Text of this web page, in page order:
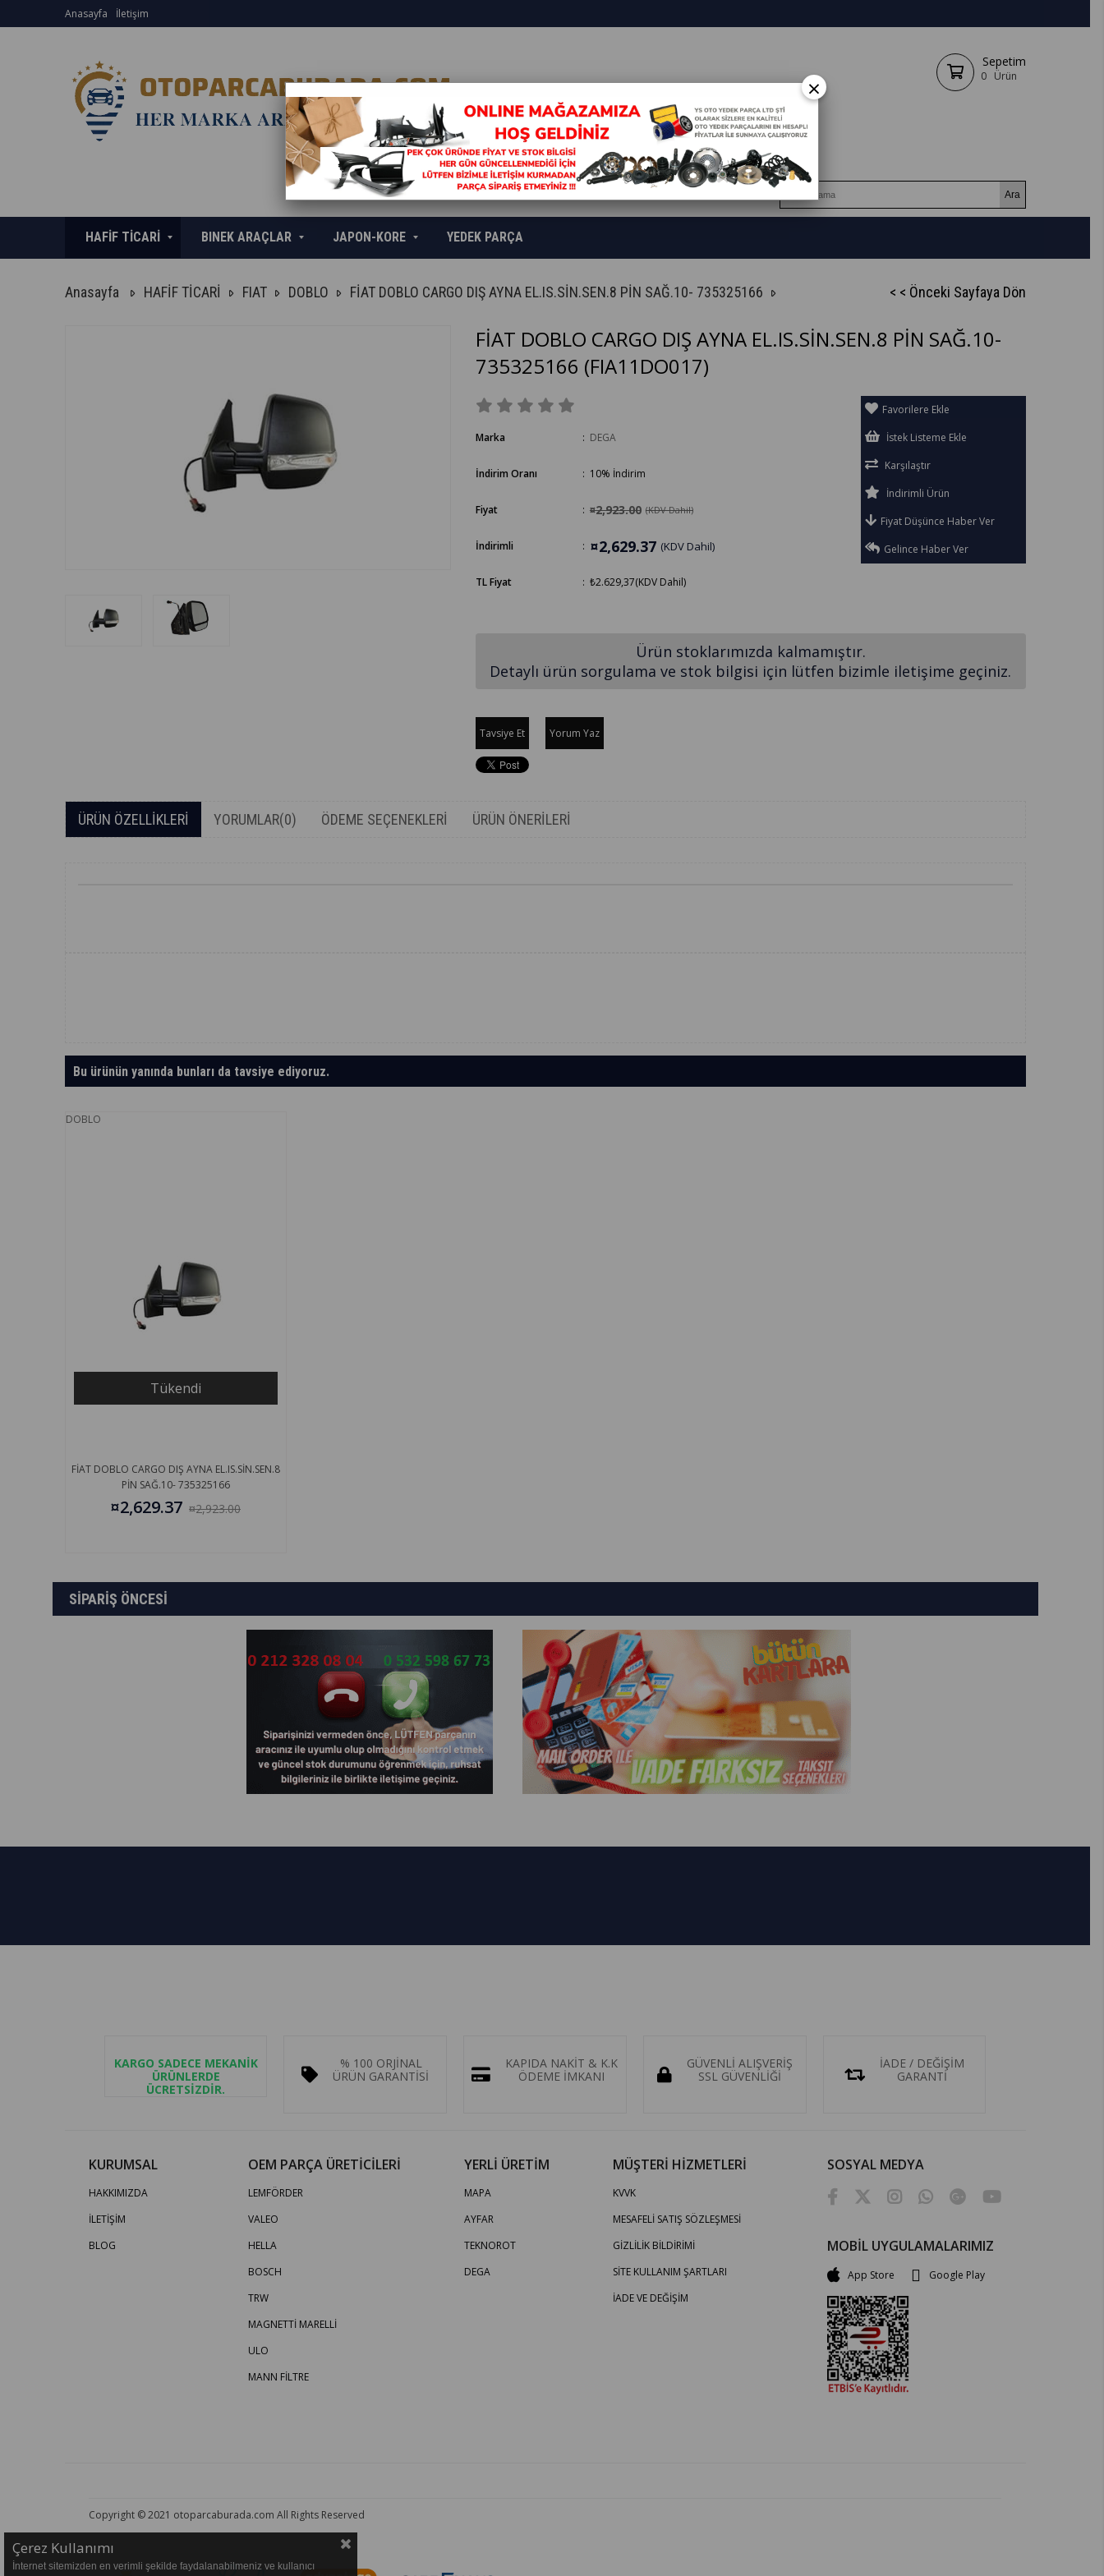
Anasayfa İletişim
Sepetim
0 Ürün
HAFİF TİCARİ BINEK ARAÇLAR JAPON-KORE YEDEK PARÇA
Anasayfa HAFİF TİCARİ FIAT DOBLO FİAT DOBLO CARGO DIŞ AYNA EL.IS.SİN.SEN.8 PİN SAĞ.10- 735325166 < < Önceki Sayfaya Dön
FİAT DOBLO CARGO DIŞ AYNA EL.IS.SİN.SEN.8 PİN SAĞ.10-
735325166 (FIA11DO017)
Marka : DEGA
İndirim Oranı : %
10 İndirim
Fiyat : ¤2,923.00 (KDV Dahil)
İndirimli : ¤2,629.37 (KDV Dahil)
TL Fiyat : ₺2.629,37(KDV Dahil)
Favorilere Ekle
İstek Listeme Ekle
Karşılaştır
İndirimli Ürün
Fiyat Düşünce Haber Ver
Gelince Haber Ver
Ürün stoklarımızda kalmamıştır.
Detaylı ürün sorgulama ve stok bilgisi için lütfen bizimle iletişime geçiniz.
Tavsiye Et Yorum Yaz
ÜRÜN ÖZELLIKLERI YORUMLAR(0) ÖDEME SEÇENEKLERI ÜRÜN ÖNERILERI
Bu ürünün yanında bunları da tavsiye ediyoruz.
DOBLO
Tükendi
FİAT DOBLO CARGO DIŞ AYNA EL.IS.SİN.SEN.8
PİN SAĞ.10- 735325166
¤2,629.37 ¤2,923.00
SİPARİŞ ÖNCESİ
KARGO SADECE MEKANİK
ÜRÜNLERDE
ÜCRETSİZDİR.
% 100 ORJİNAL
ÜRÜN GARANTİSİ
KAPIDA NAKİT & K.K
ÖDEME İMKANI
GÜVENLİ ALIŞVERİŞ
SSL GÜVENLİĞİ
İADE / DEĞİŞİM
GARANTİ
KURUMSAL
HAKKIMIZDA
İLETİŞİM
BLOG
OEM PARÇA ÜRETİCİLERİ
LEMFÖRDER
VALEO
HELLA
BOSCH
TRW
MAGNETTİ MARELLİ
ULO
MANN FİLTRE
YERLİ ÜRETİM
MAPA
AYFAR
TEKNOROT
DEGA
MÜŞTERİ HİZMETLERİ
KVVK
MESAFELİ SATIŞ SÖZLEŞMESİ
GİZLİLİK BİLDİRİMİ
SİTE KULLANIM ŞARTLARI
İADE VE DEĞİŞİM
SOSYAL MEDYA
MOBİL UYGULAMALARIMIZ
App Store Google Play
Copyright © 2021 otoparcaburada.com All Rights Reserved
Çerez Kullanımı
İnternet sitemizden en verimli şekilde faydalanabilmeniz ve kullanıcı
×